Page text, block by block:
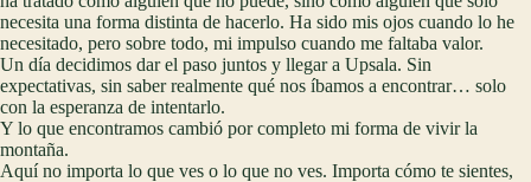
necesita una forma distinta de hacerlo. Ha sido mis ojos cuando lo he
necesitado, pero sobre todo, mi impulso cuando me faltaba valor.
Un día decidimos dar el paso juntos y llegar a Upsala. Sin
expectativas, sin saber realmente qué nos íbamos a encontrar… solo
con la esperanza de intentarlo.
Y lo que encontramos cambió por completo mi forma de vivir la
montaña.
Aquí no importa lo que ves o lo que no ves. Importa cómo te sientes,